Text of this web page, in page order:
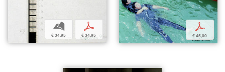
b
€ 34,95
p
€ 34,95
p
€ 45,00